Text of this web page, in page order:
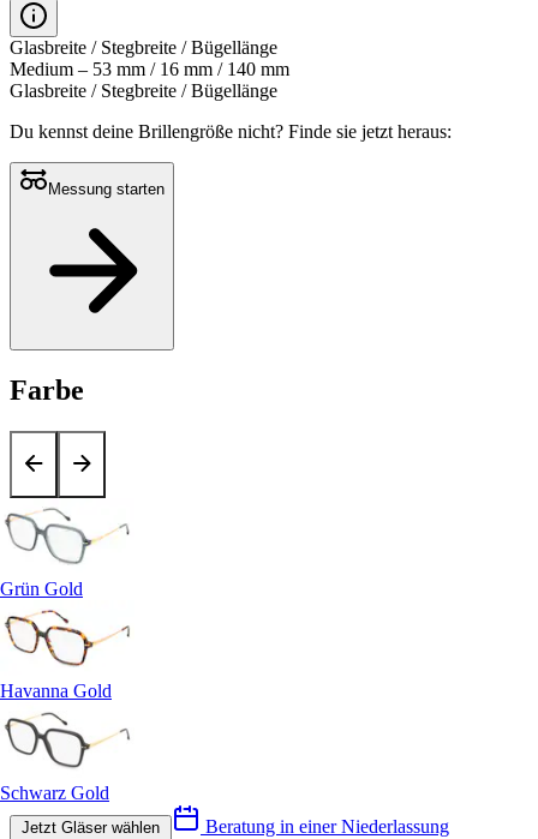
Glasbreite / Stegbreite / Bügellänge
Medium – 53 mm / 16 mm / 140 mm
Glasbreite / Stegbreite / Bügellänge
Du kennst deine Brillengröße nicht? Finde sie jetzt heraus:
Messung starten
Farbe
Grün Gold
Havanna Gold
Schwarz Gold
Beratung in einer Niederlassung